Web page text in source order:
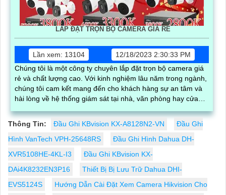
LẮP ĐẶT TRỌN BỘ CAMERA GIÁ RẺ
Lần xem: 13104
12/18/2023 2:30:33 PM
Chúng tôi là một công ty chuyên lắp đặt trọn bộ camera giá
rẻ và chất lượng cao. Với kinh nghiệm lâu năm trong ngành,
chúng tôi cam kết mang đến cho khách hàng sự an tâm và
hài lòng về hệ thống giám sát tại nhà, văn phòng hay cửa
Thông Tin:
Đầu Ghi KBvision KX-A8128N2-VN
Đầu Ghi
Hình VanTech VPH-25648RS
Đầu Ghi Hình Dahua DH-
XVR5108HE-4KL-I3
Đầu Ghi KBvision KX-
DAi4K8232EN3P16
Thiết Bị Bị Lưu Trữ Dahua DHI-
EVS5124S
Hướng Dẫn Cài Đặt Xem Camera Hikvision Cho